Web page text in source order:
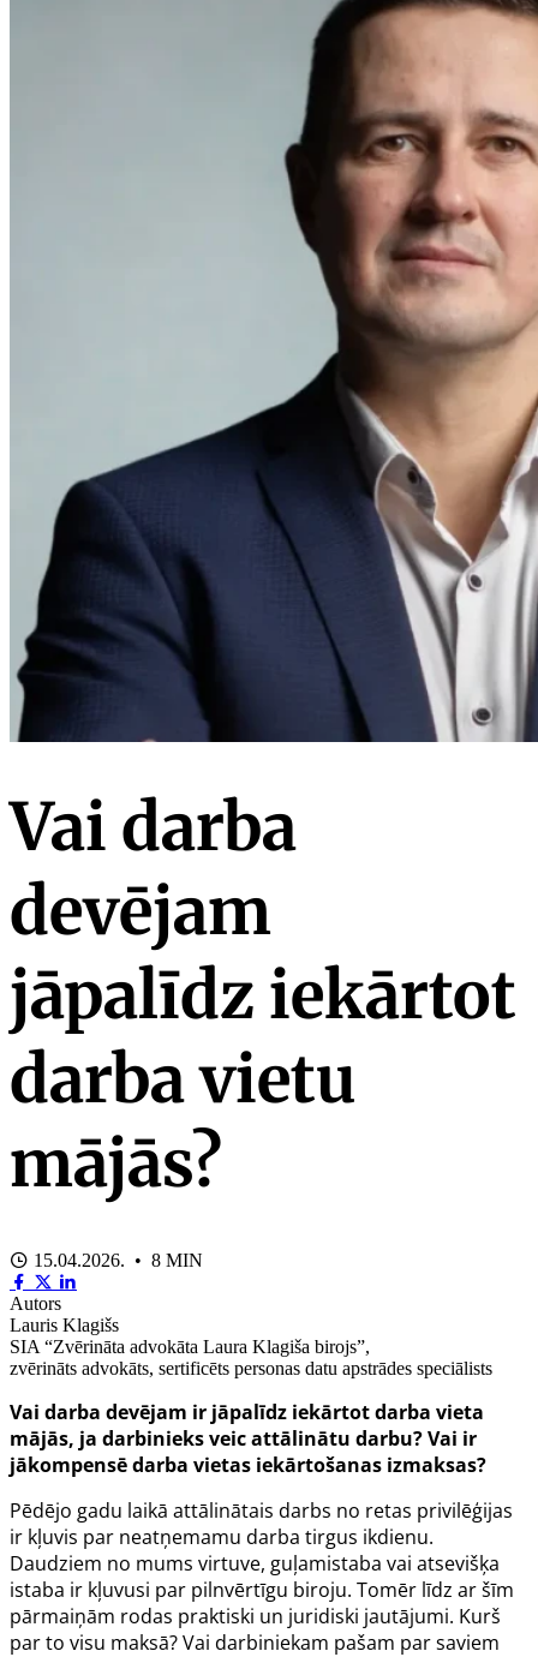
Vai darba
devējam
jāpalīdz iekārtot
darba vietu
mājās?
15.04.2026. • 8 MIN
Autors
Lauris Klagišs
SIA “Zvērināta advokāta Laura Klagiša birojs”,
zvērināts advokāts, sertificēts personas datu apstrādes speciālists
Vai darba devējam ir jāpalīdz iekārtot darba vieta
mājās, ja darbinieks veic attālinātu darbu? Vai ir
jākompensē darba vietas iekārtošanas izmaksas?
Pēdējo gadu laikā attālinātais darbs no retas privilēģijas
ir kļuvis par neatņemamu darba tirgus ikdienu.
Daudziem no mums virtuve, guļamistaba vai atsevišķa
istaba ir kļuvusi par pilnvērtīgu biroju. Tomēr līdz ar šīm
pārmaiņām rodas praktiski un juridiski jautājumi. Kurš
par to visu maksā? Vai darbiniekam pašam par saviem